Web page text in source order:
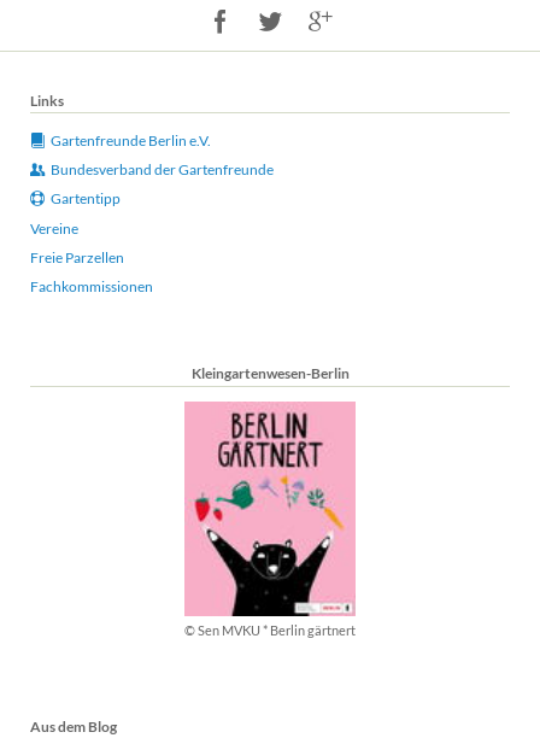
Links
Gartenfreunde Berlin e.V.
Bundesverband der Gartenfreunde
Gartentipp
Vereine
Freie Parzellen
Fachkommissionen
Kleingartenwesen-Berlin
© Sen MVKU * Berlin gärtnert
Aus dem Blog